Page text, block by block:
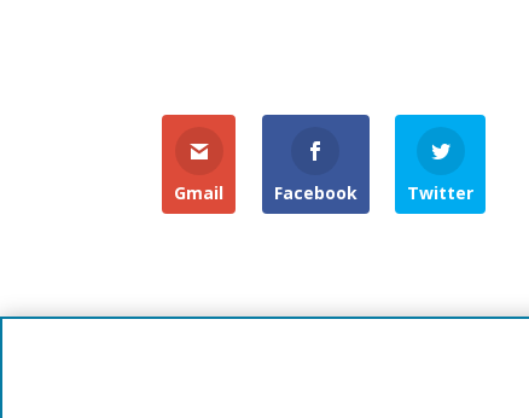
Gmail Facebook Twitter